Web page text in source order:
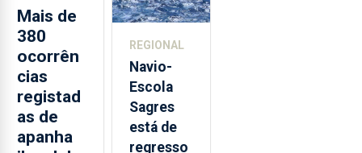
Mais de
380
ocorrên
cias
registad
as de
apanha
postos de
REGIONAL
Navio-
Escola
Sagres
está de
regresso